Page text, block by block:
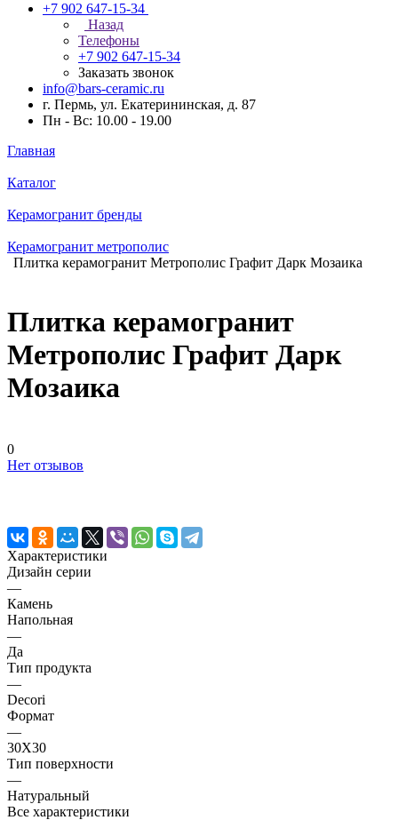
+7 902 647-15-34
Назад
Телефоны
+7 902 647-15-34
Заказать звонок
info@bars-ceramic.ru
г. Пермь, ул. Екатерининская, д. 87
Пн - Вс: 10.00 - 19.00
Главная
Каталог
Керамогранит бренды
Керамогранит метрополис
Плитка керамогранит Метрополис Графит Дарк Мозаика
Плитка керамогранит
Метрополис Графит Дарк
Мозаика
0
Нет отзывов
Характеристики
Дизайн серии
—
Камень
Напольная
—
Да
Тип продукта
—
Decori
Формат
—
30X30
Тип поверхности
—
Натуральный
Все характеристики